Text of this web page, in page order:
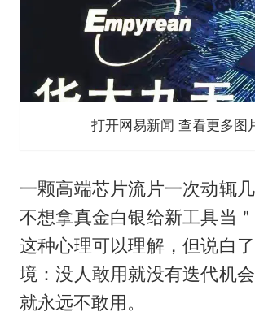
打开网易新闻 查看更多图
一颗高端芯片流片一次动辄
不想拿真金白银给新工具当＂
这种心理可以理解，但说白
境：没人敢用就没有迭代机
就永远不敢用。